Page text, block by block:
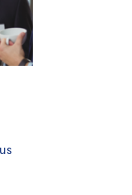
tekemällä saat
joiden välissä